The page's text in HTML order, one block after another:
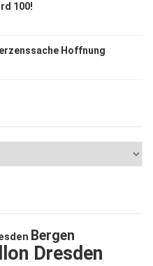
100!
Hoffnung
Bergen
Dresden